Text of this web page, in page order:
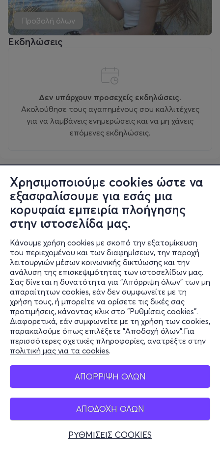
Χρησιμοποιούμε cookies ώστε να
εξασφαλίσουμε για εσάς μια
κορυφαία εμπειρία πλοήγησης
στην ιστοσελίδα μας.
Κάνουμε χρήση cookies με σκοπό την εξατομίκευση
του περιεχομένου και των διαφημίσεων, την παροχή
λειτουργιών μέσων κοινωνικής δικτύωσης και την
ανάλυση της επισκεψιμότητας των ιστοσελίδων μας.
Σας δίνεται η δυνατότητα για "Απόρριψη όλων" των μη
απαραίτητων cookies, εάν δεν συμφωνείτε με τη
χρήση τους, ή μπορείτε να ορίσετε τις δικές σας
προτιμήσεις, κάνοντας κλικ στο "Ρυθμίσεις cookies".
Διαφορετικά, εάν συμφωνείτε με τη χρήση των cookies,
παρακαλούμε όπως επιλέξετε "Αποδοχή όλων".Για
περισσότερες σχετικές πληροφορίες, ανατρέξτε στην
πολιτική μας για τα cookies.
ΑΠΟΡΡΙΨΗ ΟΛΩΝ
ΑΠΟΔΟΧΗ ΟΛΩΝ
ΡΥΘΜΙΣΕΙΣ COOKIES
Προβολή όλων
Εκδηλώσεις
Δεν υπάρχουν προσεχείς εκδηλώσεις.
Ακολούθησε τους αγαπημένους σου καλλιτέχνες
για να λαμβάνεις ενημερώσεις και να μη χάνεις
επόμενες εκδηλώσεις.
Πληροφορίες
Υποστήριξη
Stay Connected
Mobile app